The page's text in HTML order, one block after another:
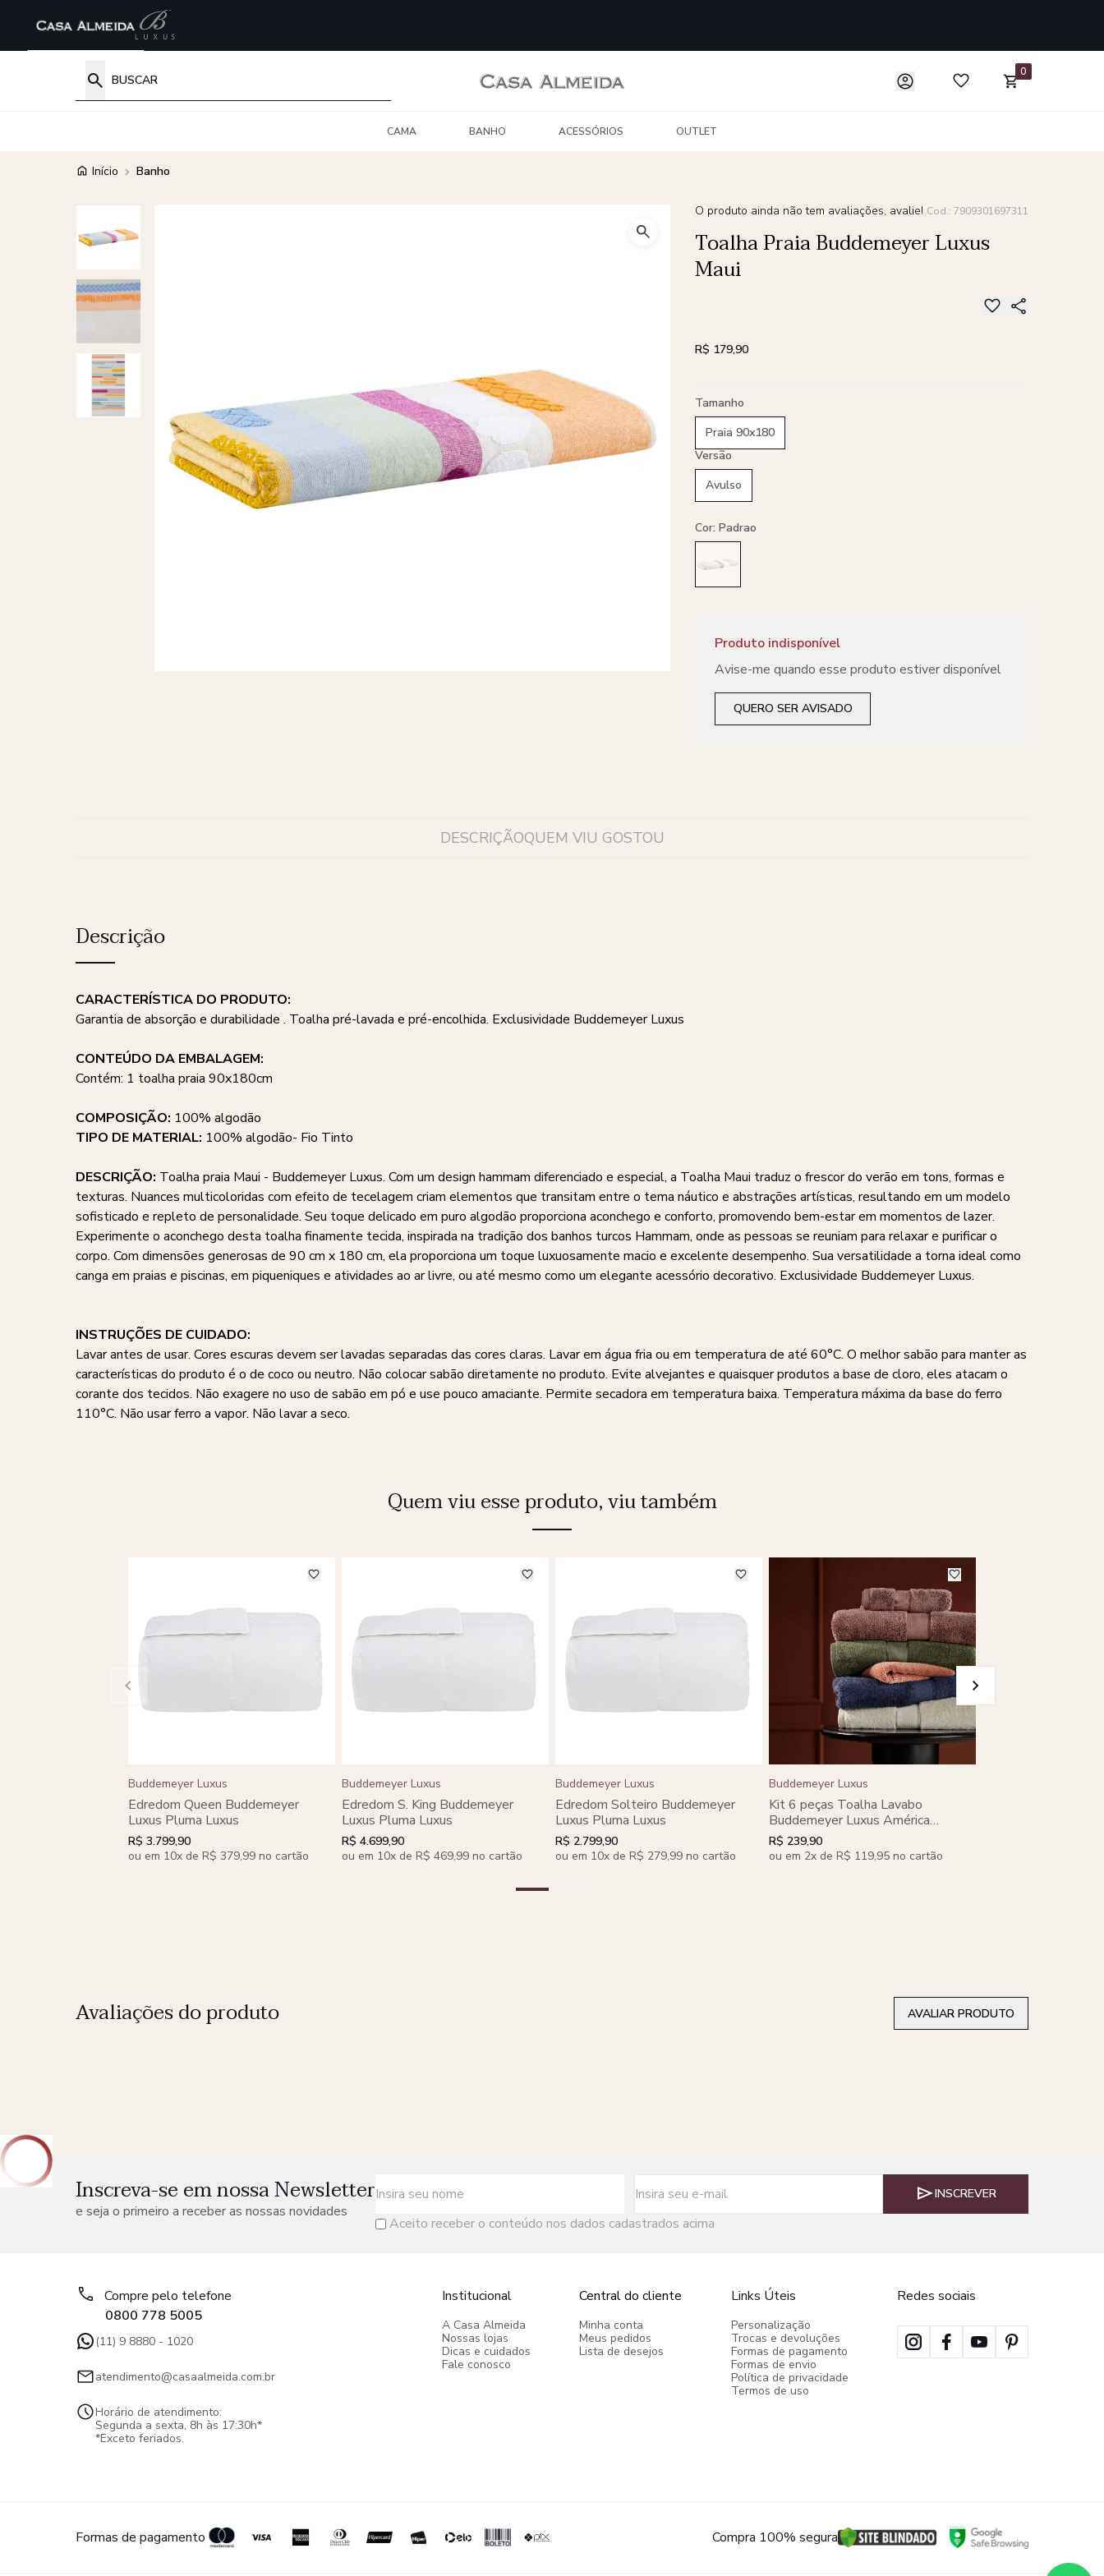
0
CAMA BANHO ACESSÓRIOS OUTLET
Início Banho
O produto ainda não tem avaliações, avalie! Cod.: 7909301697311
Toalha Praia Buddemeyer Luxus
Maui
R$ 179,90
Tamanho
Praia 90x180
Versão
Avulso
Cor: Padrao
Produto indisponível
Avise-me quando esse produto estiver disponível
QUERO SER AVISADO
DESCRIÇÃOQUEM VIU GOSTOU
Descrição
CARACTERÍSTICA DO PRODUTO:
Garantia de absorção e durabilidade . Toalha pré-lavada e pré-encolhida. Exclusividade Buddemeyer Luxus
CONTEÚDO DA EMBALAGEM:
Contém: 1 toalha praia 90x180cm
COMPOSIÇÃO: 100% algodão
TIPO DE MATERIAL: 100% algodão- Fio Tinto
DESCRIÇÃO: Toalha praia Maui - Buddemeyer Luxus. Com um design hammam diferenciado e especial, a Toalha Maui traduz o frescor do verão em tons, formas e
texturas. Nuances multicoloridas com efeito de tecelagem criam elementos que transitam entre o tema náutico e abstrações artísticas, resultando em um modelo
sofisticado e repleto de personalidade. Seu toque delicado em puro algodão proporciona aconchego e conforto, promovendo bem-estar em momentos de lazer.
Experimente o aconchego desta toalha finamente tecida, inspirada na tradição dos banhos turcos Hammam, onde as pessoas se reuniam para relaxar e purificar o
corpo. Com dimensões generosas de 90 cm x 180 cm, ela proporciona um toque luxuosamente macio e excelente desempenho. Sua versatilidade a torna ideal como
canga em praias e piscinas, em piqueniques e atividades ao ar livre, ou até mesmo como um elegante acessório decorativo. Exclusividade Buddemeyer Luxus.
INSTRUÇÕES DE CUIDADO:
Lavar antes de usar. Cores escuras devem ser lavadas separadas das cores claras. Lavar em água fria ou em temperatura de até 60°C. O melhor sabão para manter as
características do produto é o de coco ou neutro. Não colocar sabão diretamente no produto. Evite alvejantes e quaisquer produtos a base de cloro, eles atacam o
corante dos tecidos. Não exagere no uso de sabão em pó e use pouco amaciante. Permite secadora em temperatura baixa. Temperatura máxima da base do ferro
110°C. Não usar ferro a vapor. Não lavar a seco.
Quem viu esse produto, viu também
Buddemeyer Luxus
Edredom Queen Buddemeyer
Luxus Pluma Luxus
R$ 3.799,90
ou em 10x de R$ 379,99 no cartão
Buddemeyer Luxus
Edredom S. King Buddemeyer
Luxus Pluma Luxus
R$ 4.699,90
ou em 10x de R$ 469,99 no cartão
Buddemeyer Luxus
Edredom Solteiro Buddemeyer
Luxus Pluma Luxus
R$ 2.799,90
ou em 10x de R$ 279,99 no cartão
Buddemeyer Luxus
Kit 6 peças Toalha Lavabo
Buddemeyer Luxus América
Algodão Egípcio
R$ 239,90
ou em 2x de R$ 119,95 no cartão
Avaliações do produto AVALIAR PRODUTO
Inscreva-se em nossa Newsletter
e seja o primeiro a receber as nossas novidades
Aceito receber o conteúdo nos dados cadastrados acima
INSCREVER
Compre pelo telefone
0800 778 5005
(11) 9 8880 - 1020
atendimento@casaalmeida.com.br
Horário de atendimento:
Segunda a sexta, 8h às 17:30h*
*Exceto feriados.
Institucional
A Casa Almeida
Nossas lojas
Dicas e cuidados
Fale conosco
Central do cliente
Minha conta
Meus pedidos
Lista de desejos
Links Úteis
Personalização
Trocas e devoluções
Formas de pagamento
Formas de envio
Política de privacidade
Termos de uso
Redes sociais
Formas de pagamento Compra 100% segura